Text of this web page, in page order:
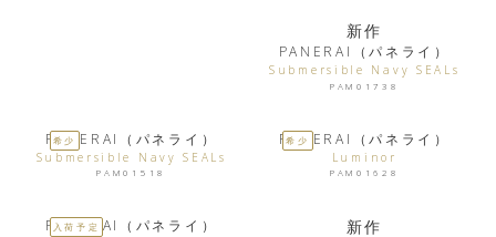
新作
PANERAI（パネライ）
Submersible Navy SEALs
PAM01738
希少
PANERAI（パネライ）
Submersible Navy SEALs
PAM01518
希少
PANERAI（パネライ）
Luminor
PAM01628
入荷予定
PANERAI（パネライ） 新作